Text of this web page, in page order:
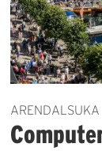
ARENDALSUKA